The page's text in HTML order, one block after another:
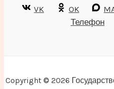
VK OK
Телефон
Copyright © 2026